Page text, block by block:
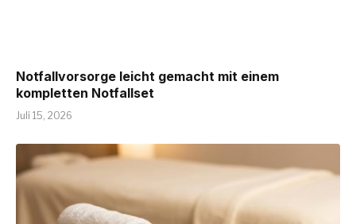
Notfallvorsorge leicht gemacht mit einem
kompletten Notfallset
Juli 15, 2026